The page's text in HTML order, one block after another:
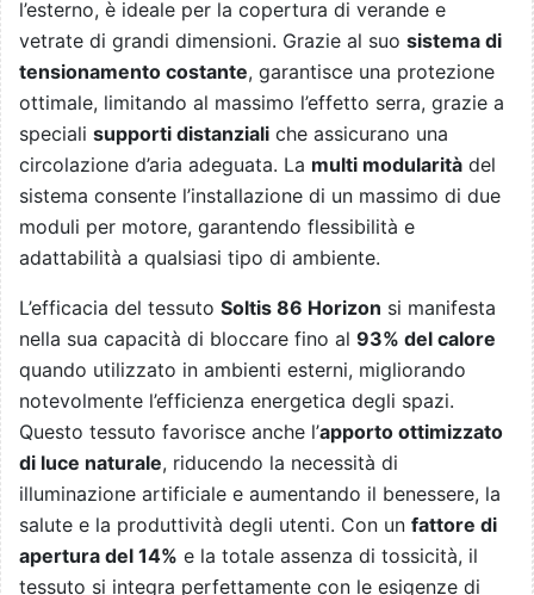
l’esterno, è ideale per la copertura di verande e
vetrate di grandi dimensioni. Grazie al suo sistema di
tensionamento costante, garantisce una protezione
ottimale, limitando al massimo l’effetto serra, grazie a
speciali supporti distanziali che assicurano una
circolazione d’aria adeguata. La multi modularità del
sistema consente l’installazione di un massimo di due
moduli per motore, garantendo flessibilità e
adattabilità a qualsiasi tipo di ambiente.
L’efficacia del tessuto Soltis 86 Horizon si manifesta
nella sua capacità di bloccare fino al 93% del calore
quando utilizzato in ambienti esterni, migliorando
notevolmente l’efficienza energetica degli spazi.
Questo tessuto favorisce anche l’apporto ottimizzato
di luce naturale, riducendo la necessità di
illuminazione artificiale e aumentando il benessere, la
salute e la produttività degli utenti. Con un fattore di
apertura del 14% e la totale assenza di tossicità, il
tessuto si integra perfettamente con le esigenze di